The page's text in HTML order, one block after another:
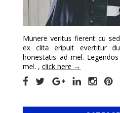
Munere veritus fierent cu
ex clita eripuit evertitur
honestatis ad mel.
mel. ,click here →